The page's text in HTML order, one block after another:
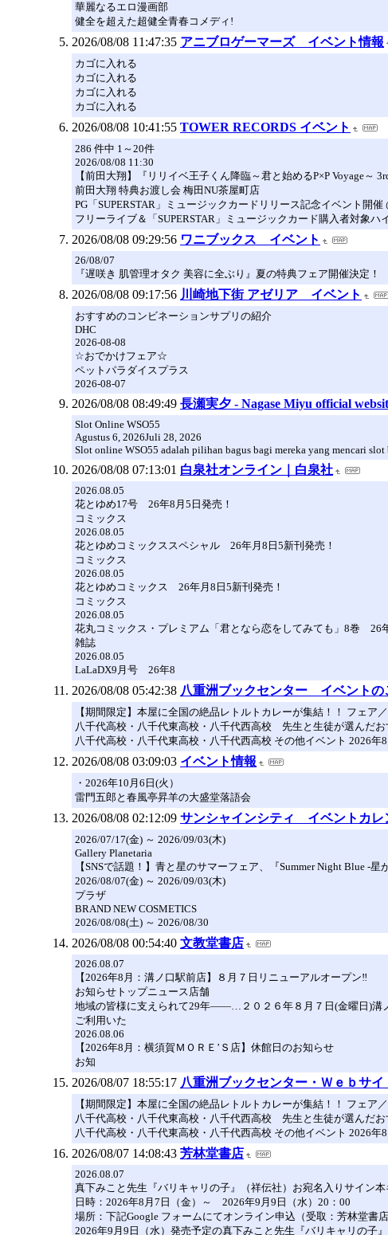
華麗なるエロ漫画部
健全を超えた超健全青春コメディ!
2026/08/08 11:47:35 アニブロゲーマーズ イベント情報
カゴに入れる
カゴに入れる
カゴに入れる
カゴに入れる
2026/08/08 10:41:55 TOWER RECORDS イベント
286 件中 1～20件
2026/08/08 11:30
【前田大翔】『リリイベ王子くん降臨～君と始めるP×P Voyage～
前田大翔 特典お渡し会 梅田NU茶屋町店
PG「SUPERSTAR」ミュージックカードリリース記念イベント開
フリーライブ＆「SUPERSTAR」ミュージックカード購入者対象ハ
2026/08/08 09:29:56 ワニブックス イベント
26/08/07
『遅咲き 肌管理オタク 美容に全ぶり』夏の特典フェア開催決定！
2026/08/08 09:17:56 川崎地下街 アゼリア イベント
おすすめのコンビネーションサプリの紹介
DHC
2026-08-08
☆おでかけフェア☆
ペットパラダイスプラス
2026-08-07
2026/08/08 08:49:49 長瀬実夕 - Nagase Miyu official
Slot Online WSO55
Agustus 6, 2026Juli 28, 2026
Slot online WSO55 adalah pilihan bagus bagi mereka yang mencari
2026/08/08 07:13:01 白泉社オンライン｜白泉社
2026.08.05
花とゆめ17号 26年8月5日発売！
コミックス
2026.08.05
花とゆめコミックススペシャル 26年月8日5新刊発売！
コミックス
2026.08.05
花とゆめコミックス 26年月8日5新刊発売！
コミックス
2026.08.05
花丸コミックス・プレミアム「君となら恋をしてみても」8巻 26
雑誌
2026.08.05
LaLaDX9月号 26年8
2026/08/08 05:42:38 八重洲ブックセンター イベントの
【期間限定】本屋に全国の絶品レトルトカレーが集結！！ フェア
八千代高校・八千代東高校・八千代西高校 先生と生徒が選んだお
八千代高校・八千代東高校・八千代西高校 その他イベント 2026年
2026/08/08 03:09:03 イベント情報
・2026年10月6日(火）
雷門五郎と春風亭昇羊の大盛堂落語会
2026/08/08 02:12:09 サンシャインシティ イベントカレ
2026/07/17(金) ～ 2026/09/03(木)
Gallery Planetaria
【SNSで話題！】青と星のサマーフェア、『Summer Night Blue -
2026/08/07(金) ～ 2026/09/03(木)
プラザ
BRAND NEW COSMETICS
2026/08/08(土) ～ 2026/08/30
2026/08/08 00:54:40 文教堂書店
2026.08.07
【2026年8月：溝ノ口駅前店】８月７日リニューアルオープン‼
お知らせトップニュース店舗
地域の皆様に支えられて29年――…２０２６年８月７日(金曜日)溝
ご利用いた
2026.08.06
【2026年8月：横須賀ＭＯＲＥ’Ｓ店】休館日のお知らせ
お知
2026/08/07 18:55:17 八重洲ブックセンター・Ｗｅｂサ
【期間限定】本屋に全国の絶品レトルトカレーが集結！！ フェア
八千代高校・八千代東高校・八千代西高校 先生と生徒が選んだお
八千代高校・八千代東高校・八千代西高校 その他イベント 2026年
2026/08/07 14:08:43 芳林堂書店
2026.08.07
真下みこと先生『バリキャリの子』（祥伝社）お宛名入りサイン
日時：2026年8月7日（金）～ 2026年9月9日（水）20：00
場所：下記Google フォームにてオンライン申込（受取：芳林堂書
2026年9月9日（水）発売予定の真下みこと先生『バリキャリの子